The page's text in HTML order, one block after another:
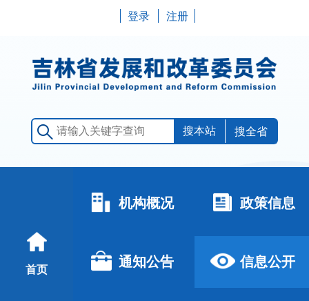
登录 注册
搜全省
首页
机构概况 政策信息
通知公告 信息公开